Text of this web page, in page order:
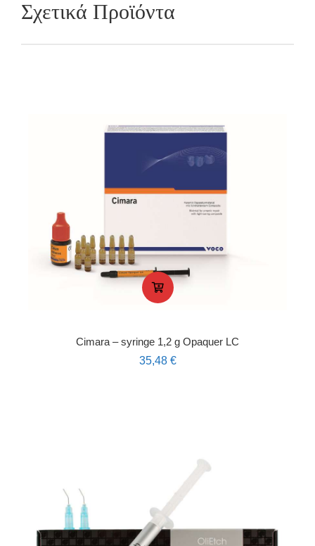
Σχετικά Προϊόντα
Cimara – syringe 1,2 g Opaquer LC
35,48 €